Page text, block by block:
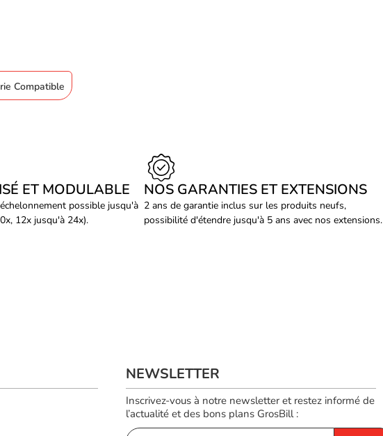
Compatible
ET MODULABLE
possible jusqu'à
12x jusqu'à 24x).
NOS GARANTIES ET EXTENSIONS
2 ans de garantie inclus sur les produits neufs,
possibilité d'étendre jusqu'à 5 ans avec nos extensions.
NEWSLETTER
Inscrivez-vous à notre newsletter et restez informé de
l’actualité et des bons plans GrosBill :